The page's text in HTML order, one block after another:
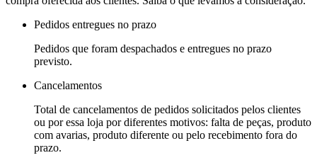
Pedidos entregues no prazo
Pedidos que foram despachados e entregues no prazo
previsto.
Cancelamentos
Total de cancelamentos de pedidos solicitados pelos clientes
ou por essa loja por diferentes motivos: falta de peças, produto
com avarias, produto diferente ou pelo recebimento fora do
prazo.